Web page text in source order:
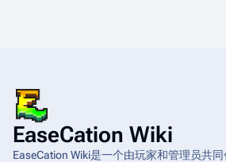
EaseCation Wiki
EaseCation Wiki是一个由玩家和管理员共